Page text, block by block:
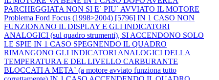
PARCHEGGIATA NON SI E` PIU` AVVIATO IL MOTORE
Problema Ford Focus (1998>2004) [5796] IN 1 CASO NON
FUNZIONANO IL DISPLAY E GLI INDICATORI
ANALOGICI (sul quadro strumenti), SI ACCENDONO SOLO
LE SPIE IN 1 CASO SPEGNENDO IL QUADRO
RIMANGONO GLI INDICATORI ANALOGICI DELLA
TEMPERATURA E DEL LIVELLO CARBURANTE
BLOCCATI A META` (a motore avviato funziona tutto